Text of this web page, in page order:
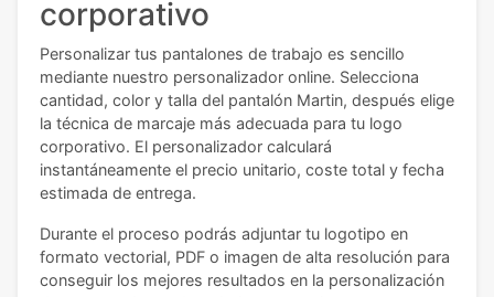
corporativo
Personalizar tus pantalones de trabajo es sencillo
mediante nuestro personalizador online. Selecciona
cantidad, color y talla del pantalón Martin, después elige
la técnica de marcaje más adecuada para tu logo
corporativo. El personalizador calculará
instantáneamente el precio unitario, coste total y fecha
estimada de entrega.
Durante el proceso podrás adjuntar tu logotipo en
formato vectorial, PDF o imagen de alta resolución para
conseguir los mejores resultados en la personalización